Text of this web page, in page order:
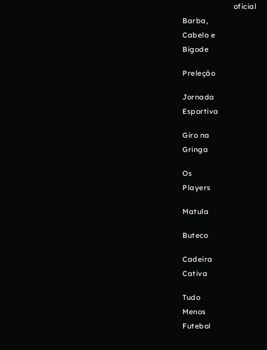
Barba,
Cabelo e
Bigode
Preleção
Jornada
Esportiva
Giro na
Gringa
Os
Players
Matula
Buteco
Cadeira
Cativa
Tudo
Menos
Futebol
oficial